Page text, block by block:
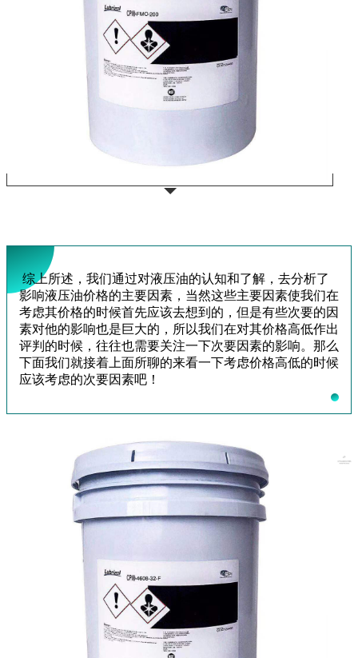
综上所述，我们通过对液压油的认知和了解，去分析了
影响液压油价格的主要因素，当然这些主要因素使我们在
考虑其价格的时候首先应该去想到的，但是有些次要的因
素对他的影响也是巨大的，所以我们在对其价格高低作出
评判的时候，往往也需要关注一下次要因素的影响。那么
下面我们就接着上面所聊的来看一下考虑价格高低的时候
应该考虑的次要因素吧！